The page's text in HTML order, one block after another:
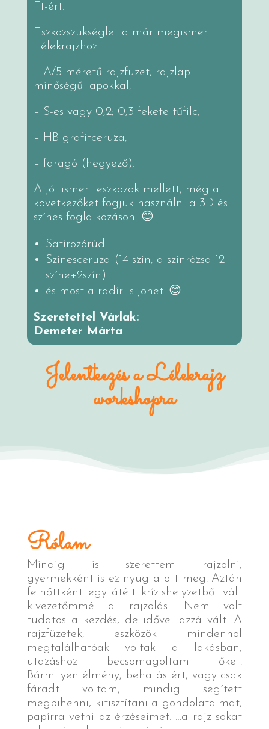
Ft-ért.
Eszközszükséglet a már megismert
Lélekrajzhoz:
– A/5 méretű rajzfüzet, rajzlap
minőségű lapokkal,
– S-es vagy 0,2; 0,3 fekete tűfilc,
– HB grafitceruza,
– faragó (hegyező).
A jól ismert eszközök mellett, még a
következőket fogjuk használni a 3D és
színes foglalkozáson: 😊
Satírozórúd
Színesceruza (14 szín, a színrózsa 12
színe+2szín)
és most a radír is jöhet. 😊
Szeretettel Várlak:
Demeter Márta
Jelentkezés a Lélekrajz
workshopra
Rólam
Mindig is szerettem rajzolni,
gyermekként is ez nyugtatott meg. Aztán
felnőttként egy átélt krízishelyzetből vált
kivezetőmmé a rajzolás. Nem volt
tudatos a kezdés, de idővel azzá vált. A
rajzfüzetek, eszközök mindenhol
megtalálhatóak voltak a lakásban,
utazáshoz becsomagoltam őket.
Bármilyen élmény, behatás ért, vagy csak
fáradt voltam, mindig segített
megpihenni, kitisztítani a gondolataimat,
papírra vetni az érzéseimet. …a rajz sokat